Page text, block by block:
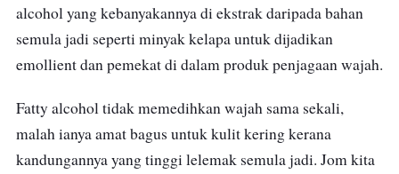
alcohol yang kebanyakannya di ekstrak daripada bahan
semula jadi seperti minyak kelapa untuk dijadikan
emollient dan pemekat di dalam produk penjagaan wajah.
Fatty alcohol tidak memedihkan wajah sama sekali,
malah ianya amat bagus untuk kulit kering kerana
kandungannya yang tinggi lelemak semula jadi. Jom kita